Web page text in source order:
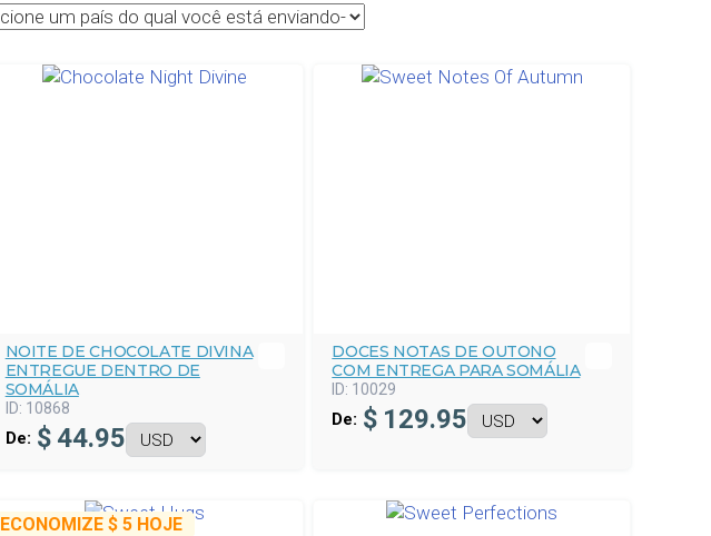
NOITE DE CHOCOLATE DIVINA
ENTREGUE DENTRO DE
SOMÁLIA
ID: 10868
De: $ 44.95
DOCES NOTAS DE OUTONO
COM ENTREGA PARA SOMÁLIA
ID: 10029
De: $ 129.95
ECONOMIZE $ 5HOJE